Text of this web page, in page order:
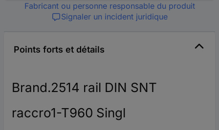
Fabricant ou personne responsable du produit
Signaler un incident juridique
Points forts et détails
Brand.2514 rail DIN SNT
raccro1-T960 Singl